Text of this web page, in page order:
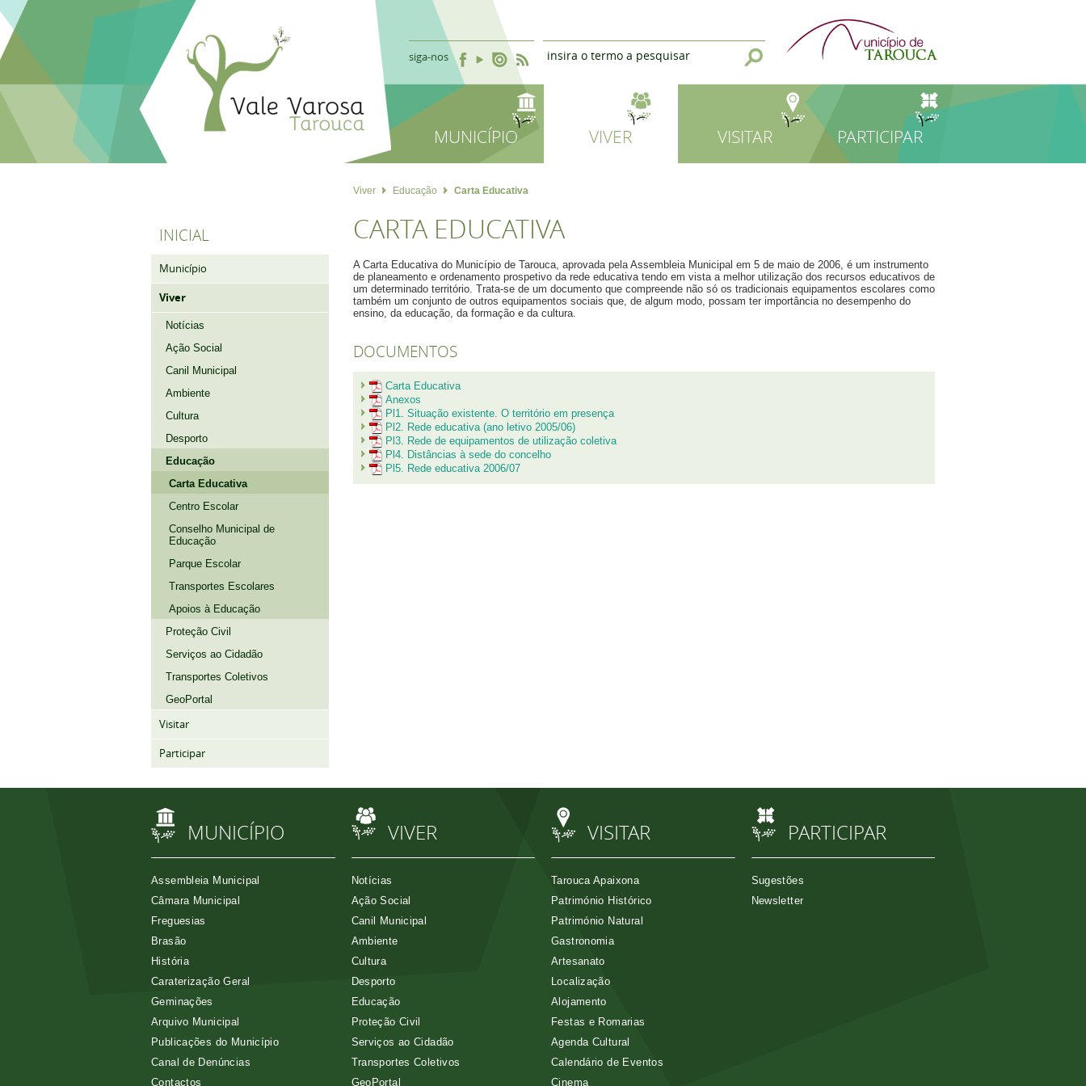
siga-nos
MUNICÍPIO VIVER VISITAR PARTICIPAR
INICIAL
Município
Viver
Notícias
Ação Social
Canil Municipal
Ambiente
Cultura
Desporto
Educação
Carta Educativa
Centro Escolar
Conselho Municipal de
Educação
Parque Escolar
Transportes Escolares
Apoios à Educação
Proteção Civil
Serviços ao Cidadão
Transportes Coletivos
GeoPortal
Visitar
Participar
Viver Educação Carta Educativa
CARTA EDUCATIVA
A Carta Educativa do Município de Tarouca, aprovada pela Assembleia Municipal em 5 de maio de 2006, é um instrumento
de planeamento e ordenamento prospetivo da rede educativa tendo em vista a melhor utilização dos recursos educativos de
um determinado território. Trata-se de um documento que compreende não só os tradicionais equipamentos escolares como
também um conjunto de outros equipamentos sociais que, de algum modo, possam ter importância no desempenho do
ensino, da educação, da formação e da cultura.
DOCUMENTOS
Carta Educativa
Anexos
Pl1. Situação existente. O território em presença
Pl2. Rede educativa (ano letivo 2005/06)
Pl3. Rede de equipamentos de utilização coletiva
Pl4. Distâncias à sede do concelho
Pl5. Rede educativa 2006/07
MUNICÍPIO
Assembleia Municipal
Câmara Municipal
Freguesias
Brasão
História
Caraterização Geral
Geminações
Arquivo Municipal
Publicações do Município
Canal de Denúncias
Contactos
VIVER
Notícias
Ação Social
Canil Municipal
Ambiente
Cultura
Desporto
Educação
Proteção Civil
Serviços ao Cidadão
Transportes Coletivos
GeoPortal
VISITAR
Tarouca Apaixona
Património Histórico
Património Natural
Gastronomia
Artesanato
Localização
Alojamento
Festas e Romarias
Agenda Cultural
Calendário de Eventos
Cinema
PARTICIPAR
Sugestões
Newsletter